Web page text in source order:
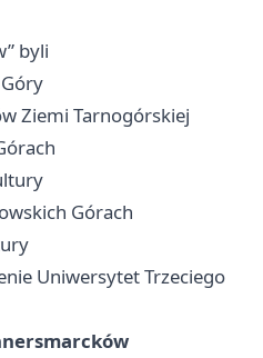
byli
Ziemi Tarnogórskiej
Górach
Uniwersytet Trzeciego